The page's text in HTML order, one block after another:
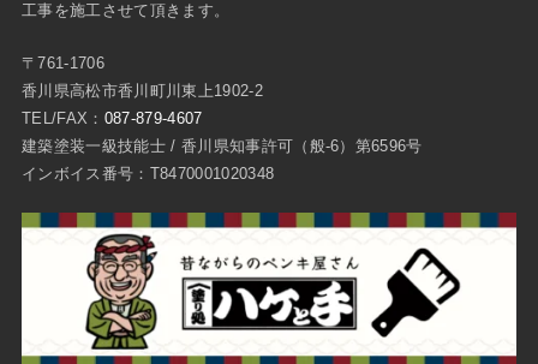
工事を施工させて頂きます。
〒761-1706
香川県高松市香川町川東上1902-2
TEL/FAX： 087-879-4607
建築塗装一級技能士 / 香川県知事許可（般-6）第6596号
インボイス番号：T8470001020348